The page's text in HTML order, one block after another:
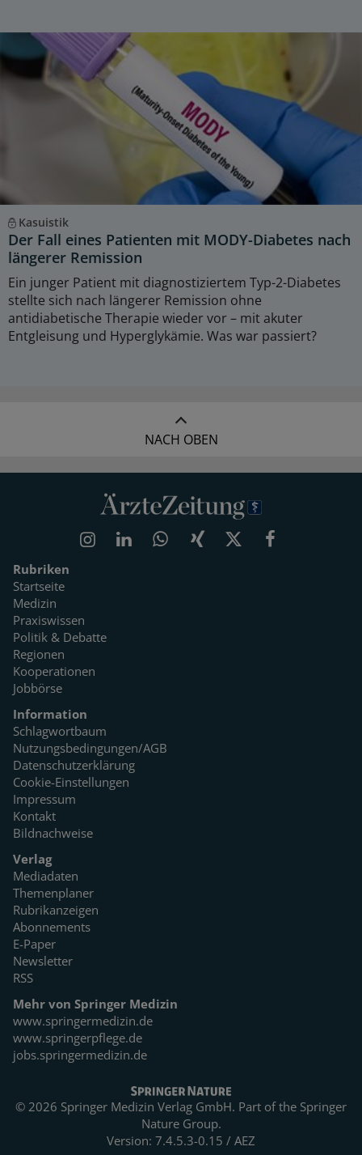
Kasuistik
Der Fall eines Patienten mit MODY-Diabetes nach
längerer Remission
Ein junger Patient mit diagnostiziertem Typ-2-Diabetes
stellte sich nach längerer Remission ohne
antidiabetische Therapie wieder vor – mit akuter
Entgleisung und Hyperglykämie. Was war passiert?
NACH OBEN
Rubriken
Startseite
Medizin
Praxiswissen
Politik & Debatte
Regionen
Kooperationen
Jobbörse
Information
Schlagwortbaum
Nutzungsbedingungen/AGB
Datenschutzerklärung
Cookie-Einstellungen
Impressum
Kontakt
Bildnachweise
Verlag
Mediadaten
Themenplaner
Rubrikanzeigen
Abonnements
E-Paper
Newsletter
RSS
Mehr von Springer Medizin
www.springermedizin.de
www.springerpflege.de
jobs.springermedizin.de
© 2026 Springer Medizin Verlag GmbH. Part of the Springer
Nature Group.
Version: 7.4.5.3-0.15 / AEZ